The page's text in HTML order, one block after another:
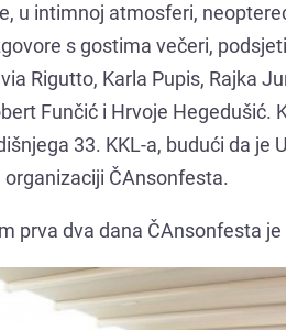
u intimnoj atmosferi,
s gostima večeri,
Rigutto, Karla Pupis, Rajka
Funčić i Hrvoje Hegedušić.
33. KKL-a, budući da je
ČAnsonfesta.
prva dva dana ČAnsonfesta je